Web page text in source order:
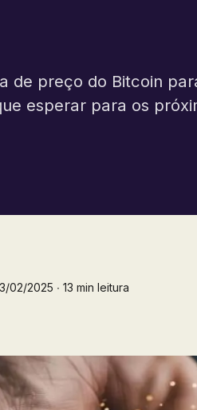
de preço do Bitcoin
esperar para os
02/2025 ∙ 13 min leitura